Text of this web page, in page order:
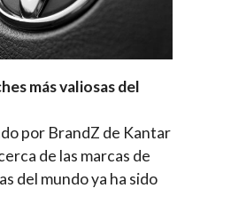
más valiosas del
por BrandZ de Kantar
de las marcas de
del mundo ya ha sido